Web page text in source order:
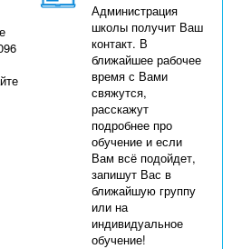
Администрация
школы получит Ваш
контакт. В
ближайшее рабочее
время с Вами
свяжутся,
расскажут
подробнее про
обучение и если
Вам всё подойдет,
запишут Вас в
ближайшую группу
или на
индивидуальное
обучение!